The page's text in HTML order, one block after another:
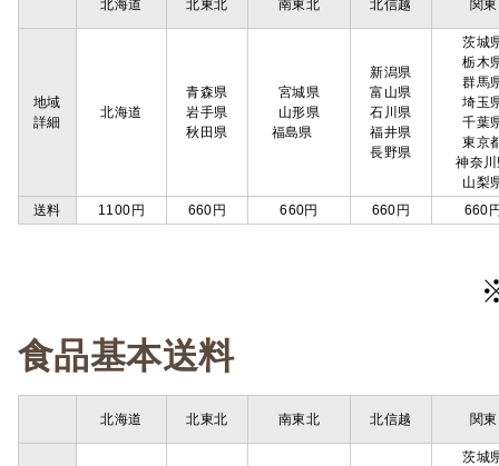
北海道 北東北 南東北 北信越 関東
地域
詳細
北海道
青森県
岩手県
秋田県
宮城県
山形県
福島県
新潟県
富山県
石川県
福井県
長野県
茨城
栃木
群馬
埼玉
千葉
東京
神奈
山梨
送料
1100円 660円 660円 660円 660
食品基本送料
北海道 北東北 南東北 北信越 関東
茨城